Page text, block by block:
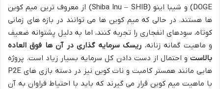
DOGE) و شیبا اینو (Shiba Inu – SHIB) از معروف ترین میم کوین
ها هستند. در حالی که میم کوین ها می توانند در بازه های زمانی
کوتاه، سودهای انفجاری را تجربه کنند، اما به دلیل پشتوانه ضعیف
و ماهیت گمانه زنانه، ریسک سرمایه گذاری در آن ها فوق العاده
بالاست و احتمال از دست دادن کل سرمایه بسیار زیاد است. پروژه
هایی مانند همستر کامبت و نات کوین نیز در دسته بازی های P2E
با ماهیت میم کوین قرار می گیرند که باید با احتیاط فراوان به آن